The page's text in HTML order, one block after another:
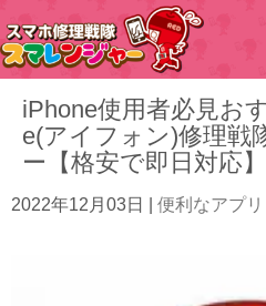
iPhone使用者必見お
e(アイフォン)修理戦
ー【格安で即日対応】
2022年12月03日 便利なアプリ